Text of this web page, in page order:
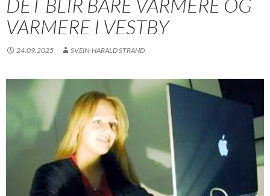
VARMERE I VESTBY
24.09.2025 SVEIN-HARALD STRAND